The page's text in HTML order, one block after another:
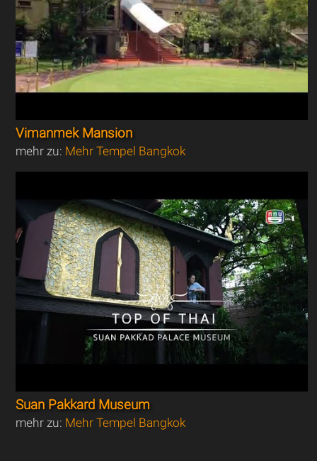
Vimanmek Mansion
mehr zu: Mehr Tempel Bangkok
Suan Pakkard Museum
mehr zu: Mehr Tempel Bangkok